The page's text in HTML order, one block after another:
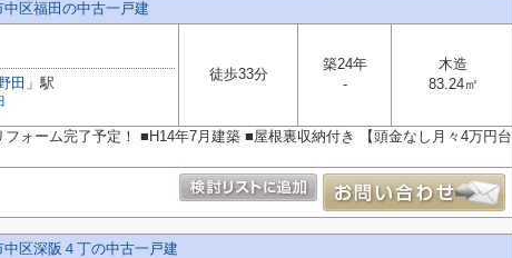
中区福田の中古一戸建
田 」駅
徒歩33分
築24年
-
木造
83.24㎡
フォーム完了予定！ ■H14年7月建築 ■屋根裏収納付き 【頭金なし月々4万円台
中区深阪４丁の中古一戸建